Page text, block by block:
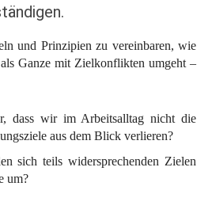
und Prinzipien zu vereinbaren, wie
Ganze mit Zielkonflikten umgeht –
dass wir im Arbeitsalltag nicht die
aus dem Blick verlieren?
sich teils widersprechenden Zielen
um?